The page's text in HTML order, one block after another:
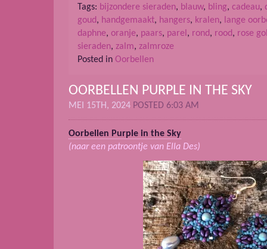
Tags: bijzondere sieraden, blauw, bling, cadeau,
goud, handgemaakt, hangers, kralen,
lange
daphne, oranje, paars, parel , rond, rood, rose
sieraden, zalm, zalmroze
Posted in Oorbellen
OORBELLEN PURPLE IN THE SKY
MEI 15TH, 2024 POSTED 6:03 AM
Oorbellen Purple in the Sky
(naar een patroontje van Ella Des)